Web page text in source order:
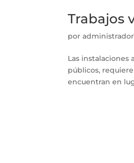
Trabajos
poradministrador
Las instalaciones
públicos,
encuentran en